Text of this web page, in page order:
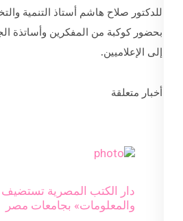
للدكتور صلاح هاشم أستاذ التنمية
بحضور كوكبة من المفكرين وأساتذة
إلى الإعلاميين.
أخبار متعلقة
دار الكتب المصرية
والمعلومات» بجامعات مصر